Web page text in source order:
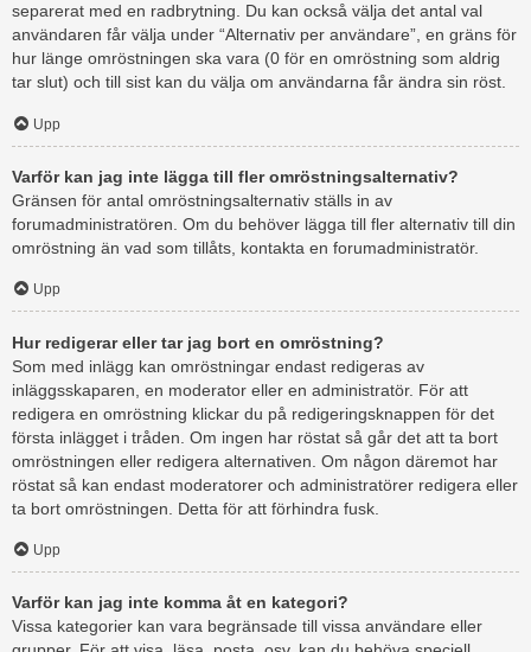
separerat med en radbrytning. Du kan också välja det antal val
användaren får välja under “Alternativ per användare”, en gräns för
hur länge omröstningen ska vara (0 för en omröstning som aldrig
tar slut) och till sist kan du välja om användarna får ändra sin röst.
Upp
Varför kan jag inte lägga till fler omröstningsalternativ?
Gränsen för antal omröstningsalternativ ställs in av
forumadministratören. Om du behöver lägga till fler alternativ till din
omröstning än vad som tillåts, kontakta en forumadministratör.
Upp
Hur redigerar eller tar jag bort en omröstning?
Som med inlägg kan omröstningar endast redigeras av
inläggsskaparen, en moderator eller en administratör. För att
redigera en omröstning klickar du på redigeringsknappen för det
första inlägget i tråden. Om ingen har röstat så går det att ta bort
omröstningen eller redigera alternativen. Om någon däremot har
röstat så kan endast moderatorer och administratörer redigera eller
ta bort omröstningen. Detta för att förhindra fusk.
Upp
Varför kan jag inte komma åt en kategori?
Vissa kategorier kan vara begränsade till vissa användare eller